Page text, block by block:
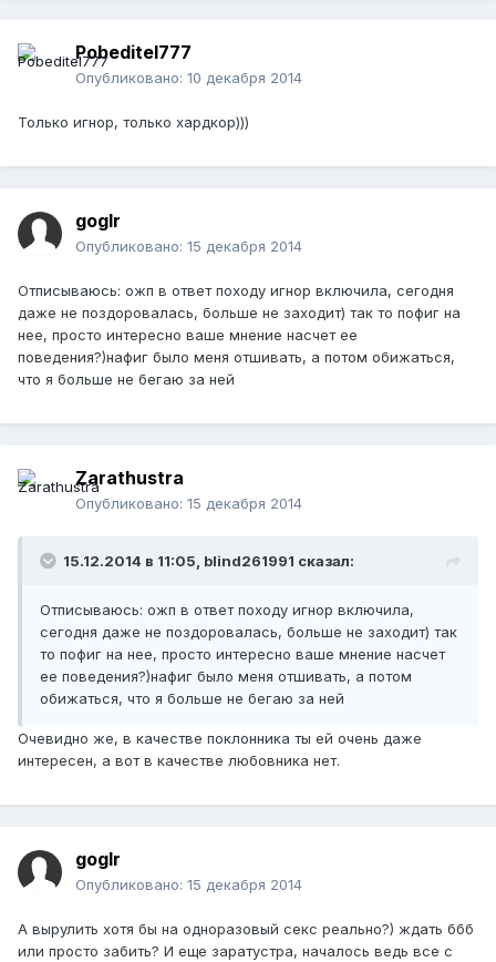
Pobeditel777
Опубликовано: 10 декабря 2014
Только игнор, только хардкор)))
goglr
Опубликовано: 15 декабря 2014
Отписываюсь: ожп в ответ походу игнор включила, сегодня
даже не поздоровалась, больше не заходит) так то пофиг на
нее, просто интересно ваше мнение насчет ее
поведения?)нафиг было меня отшивать, а потом обижаться,
что я больше не бегаю за ней
Zarathustra
Опубликовано: 15 декабря 2014
15.12.2014 в 11:05, blind261991 сказал:
Отписываюсь: ожп в ответ походу игнор включила,
сегодня даже не поздоровалась, больше не заходит) так
то пофиг на нее, просто интересно ваше мнение насчет
ее поведения?)нафиг было меня отшивать, а потом
обижаться, что я больше не бегаю за ней
Очевидно же, в качестве поклонника ты ей очень даже
интересен, а вот в качестве любовника нет.
goglr
Опубликовано: 15 декабря 2014
А вырулить хотя бы на одноразовый секс реально?) ждать ббб
или просто забить? И еще заратустра, началось ведь все с